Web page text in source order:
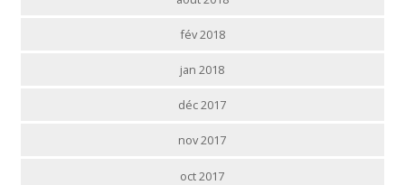
fév 2018
jan 2018
déc 2017
nov 2017
oct 2017